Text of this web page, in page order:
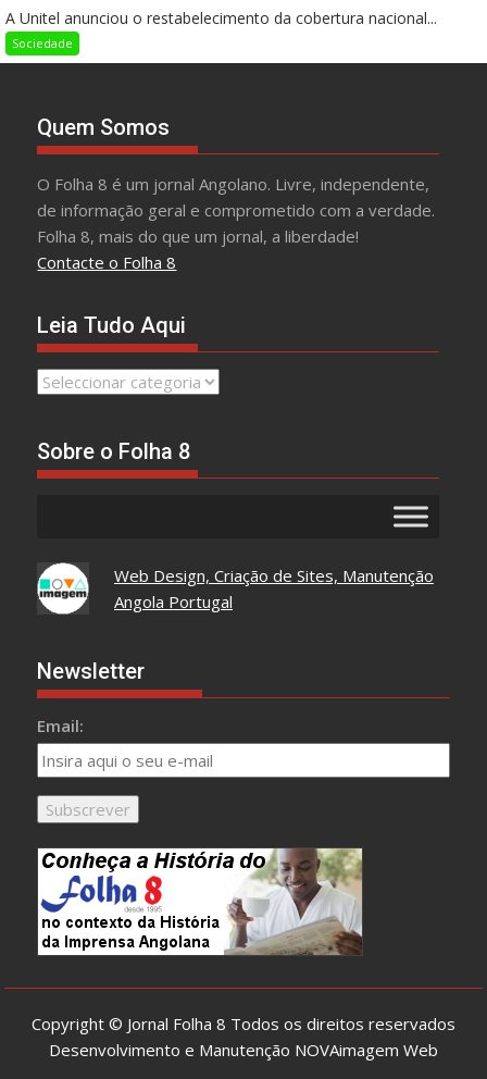
A Unitel anunciou o restabelecimento da cobertura nacional...
Sociedade
Quem Somos
O Folha 8 é um jornal Angolano. Livre, independente,
de informação geral e comprometido com a verdade.
Folha 8, mais do que um jornal, a liberdade!
Contacte o Folha 8
Leia Tudo Aqui
Leia
Sobre o Folha 8
Web Design, Criação de Sites, Manutenção
Angola Portugal
Newsletter
Email:
Copyright © Jornal Folha 8 Todos os direitos reservados
Desenvolvimento e Manutenção NOVAimagem Web